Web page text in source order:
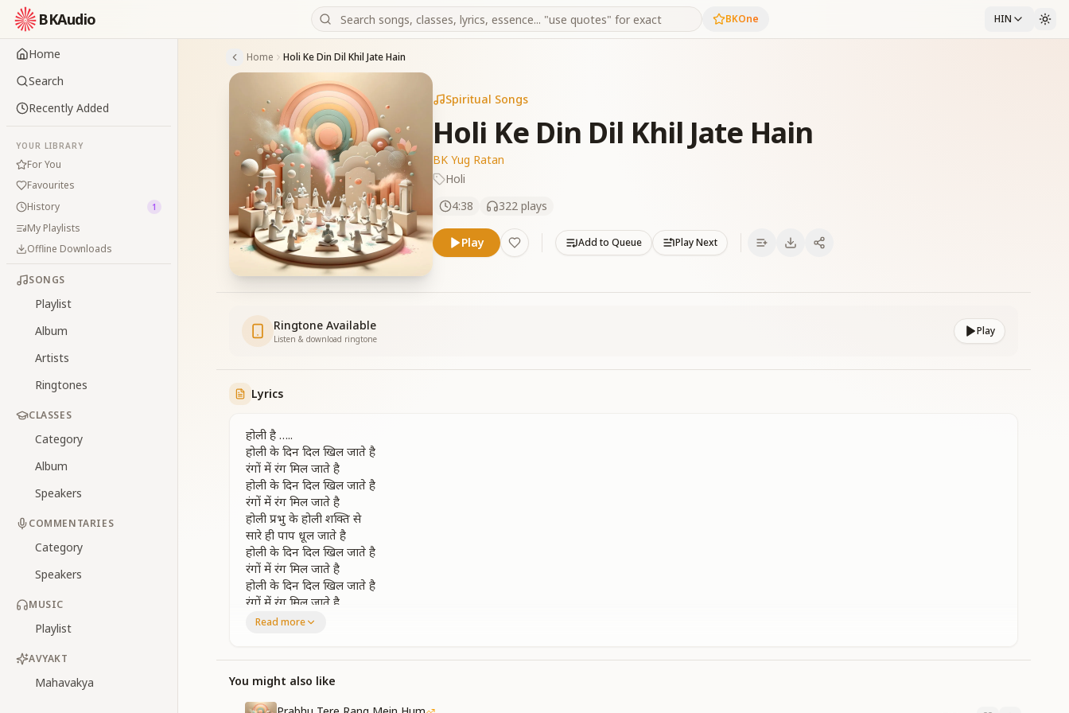
BKAudio BKOne HIN
Home
Search
Recently Added
YOUR LIBRARY
For You
Favourites
History
1
My Playlists
Offline Downloads
SONGS
Playlist
Album
Artists
Ringtones
CLASSES
Category
Album
Speakers
COMMENTARIES
Category
Speakers
MUSIC
Playlist
AVYAKT
Mahavakya
Home Holi Ke Din Dil Khil Jate Hain
Spiritual Songs
Holi Ke Din Dil Khil Jate Hain
BK Yug Ratan
Holi
4:38
322 plays
Play Add to Queue Play Next
Ringtone Available
Listen & download ringtone
Play
Lyrics
होली है …..
होली के दिन दिल खिल जाते है
रंगों में रंग मिल जाते है
होली के दिन दिल खिल जाते है
रंगों में रंग मिल जाते है
होली प्रभु के होली शक्ति से
सारे ही पाप धूल जाते है
होली के दिन दिल खिल जाते है
रंगों में रंग मिल जाते है
होली के दिन दिल खिल जाते है
रंगों में रंग मिल जाते है
It is Holi…
Colors merge into one another.
On the day of Holi, hearts bloom with joy.
Read more
You might also like